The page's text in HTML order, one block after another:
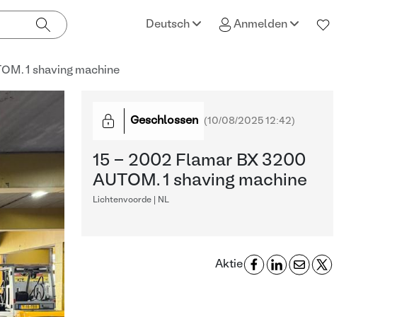
Deutsch Anmelden
1 shaving machine
Geschlossen (10/08/2025 12:42)
15 - 2002 Flamar BX 3200
AUTOM. 1 shaving machine
Lichtenvoorde | NL
Aktie